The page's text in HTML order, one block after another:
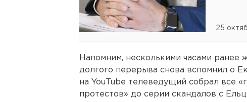
25
Напомним, несколькими часами ранее
долгого перерыва снова вспомнил о
на YouTube телеведущий собрал все
протестов» до серии скандалов с